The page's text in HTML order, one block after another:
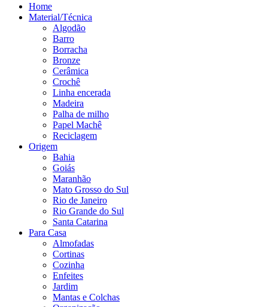
Home
Material/Técnica
Algodão
Barro
Borracha
Bronze
Cerâmica
Crochê
Linha encerada
Madeira
Palha de milho
Papel Machê
Reciclagem
Origem
Bahia
Goiás
Maranhão
Mato Grosso do Sul
Rio de Janeiro
Rio Grande do Sul
Santa Catarina
Para Casa
Almofadas
Cortinas
Cozinha
Enfeites
Jardim
Mantas e Colchas